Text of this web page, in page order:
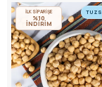
İLK SİPARİŞE
%10
İNDİRİM